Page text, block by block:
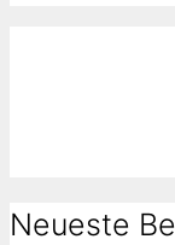
Neueste